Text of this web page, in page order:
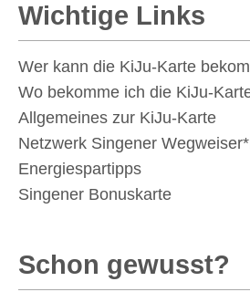
Wichtige Links
Wer kann die KiJu-Karte
Wo bekomme ich die KiJu-
Allgemeines zur KiJu-Karte
Netzwerk Singener
Energiespartipps
Singener Bonuskarte
Schon gewusst?